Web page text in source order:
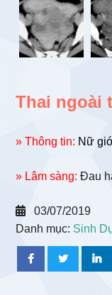
Thai ngoài
» Thông tin: Nữ
» Lâm sàng: Đau
03/07/2019
Danh mục: Sinh